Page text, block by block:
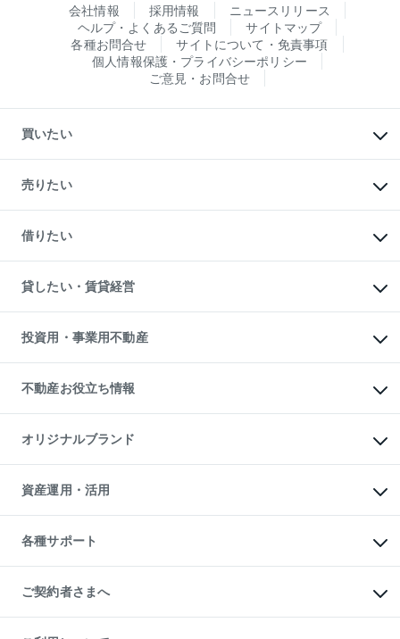
会社情報 採用情報
ニュースリリース
ヘルプ・よくあるご質問
サイトマップ
各種お問合せ
サイトについて・免責事項
個人情報保護・プライバシーポリシー
ご意見・お問合せ
買いたい
新築・分譲マンションの購入
中古マンションの購入
一戸建ての購入
中古一戸建ての購入
不動産購入の流れ
注目キーワード物件特集
購入ガイド
English 繁体中文簡体中文
売りたい
一戸建ての売却・査定
土地の売却・査定
スピードAI査定
不動産査定について
不動産売却の流れ
不動産買換えの流れ
売却ガイド
借りたい
オフィス・店舗の賃貸
借りるときの流れ
借りるガイド
貸したい・賃貸経営
マンション賃料データ
賃貸管理プラン
リロケーションについて
貸すガイド
投資用・事業用不動産
事業用不動産
マンション投資
投資用マンション
アパート経営
収益物件
ビル購入（ビル一棟）
投資用不動産の売却査定
事業用不動産の売却査定
不動産お役立ち情報
マンションライブラリー
人気マンションランキング
暮らしに役立つ不動産メディア
不動産相場・不動産価格情報
不動産コラム・ニュース
不動産用語集
不動産なんでもネット相談室
住まいの税金
オリジナルブランド
一棟リノベーションマンション
L`GENTE（ルジェンテ）
区分リノベーションマンション
投資用一棟レジデンスWELL
不動産小口投資
LEGACIA（レガシア）
資産運用・活用
不動産M&A
アセットマネジメント・出資
各種サポート
相続サポート
リフォームサポート
ご契約者さまへ